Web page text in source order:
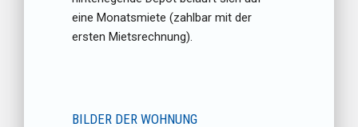
eine Monatsmiete (zahlbar mit der
ersten Mietsrechnung).
BILDER DER WOHNUNG